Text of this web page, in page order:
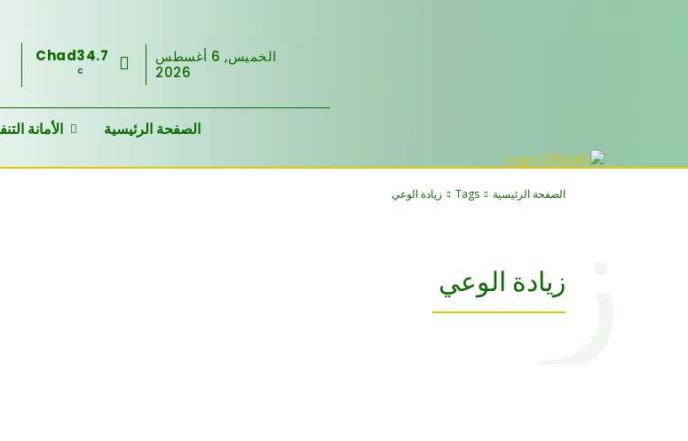
الخميس, 6 أغسطس
2026
34.7
C
Chad
الصفحة الرئيسية الأمانة
الصفحة الرئيسية Tags زيادة الوعي
زيادة الوعي
ز